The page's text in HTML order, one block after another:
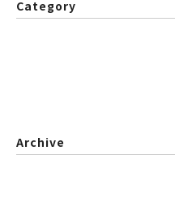
Category
Archive